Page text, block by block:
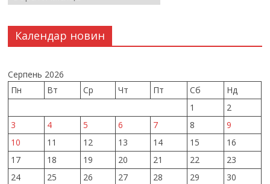
Календар новин
Серпень 2026
Пн
Вт Ср Чт Пт Сб
Нд
1
2
3
4 5 6 7 8
9
10
11 12 13 14 15
16
17
18 19 20 21 22
23
24
25 26 27 28 29
30